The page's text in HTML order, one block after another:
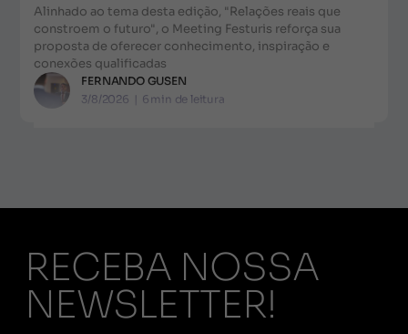
Alinhado ao tema desta edição, "Relações reais que
constroem o futuro", o Meeting Festuris reforça sua
proposta de oferecer conhecimento, inspiração e
conexões qualificadas
FERNANDO GUSEN
3/8/2026 | 6 min de leitura
RECEBA NOSSA
NEWSLETTER!